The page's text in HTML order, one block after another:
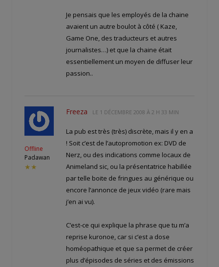
Je pensais que les employés de la chaine
avaient un autre boulot à côté ( Kaze,
Game One, des traducteurs et autres
journalistes…) et que la chaine était
essentiellement un moyen de diffuser leur
passion..
Offline
Padawan
★★
Freeza LE 1 DÉCEMBRE 2008 À 2 H 33 MIN
La pub est très (très) discrète, mais il y en a
! Soit c’est de l’autopromotion ex: DVD de
Nerz, ou des indications comme locaux de
Animeland sic, ou la présentatrice habillée
par telle boite de fringues au générique ou
encore l’annonce de jeux vidéo (rare mais
j’en ai vu).
C’est-ce qui explique la phrase que tu m’a
reprise kuronoe, car si c’est a dose
homéopathique et que sa permet de créer
plus d’épisodes de séries et des émissions